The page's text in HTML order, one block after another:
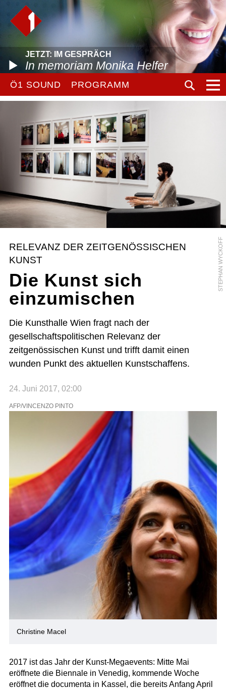
JETZT: IM GESPRÄCH
In memoriam Monika Helfer
Ö1 SOUND PROGRAMM
STEPHAN WYCKOFF
RELEVANZ DER ZEITGENÖSSISCHEN
KUNST
Die Kunst sich
einzumischen
Die Kunsthalle Wien fragt nach der
gesellschaftspolitischen Relevanz der
zeitgenössischen Kunst und trifft damit einen
wunden Punkt des aktuellen Kunstschaffens.
24. Juni 2017, 02:00
AFP/VINCENZO PINTO
Christine Macel
2017 ist das Jahr der Kunst-Megaevents: Mitte Mai
eröffnete die Biennale in Venedig, kommende Woche
eröffnet die documenta in Kassel, die bereits Anfang April